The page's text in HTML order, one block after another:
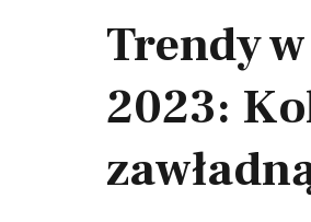
Trendy
2023: